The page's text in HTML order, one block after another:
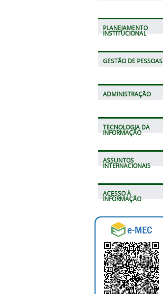
PLANEJAMENTO
INSTITUCIONAL
GESTÃO DE PESSOAS
ADMINISTRAÇÃO
TECNOLOGIA DA
INFORMAÇÃO
ASSUNTOS
INTERNACIONAIS
ACESSO À
INFORMAÇÃO